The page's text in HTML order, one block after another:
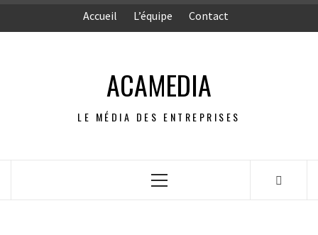
Accueil L’équipe Contact
ACAMEDIA
LE MÉDIA DES ENTREPRISES
Menu